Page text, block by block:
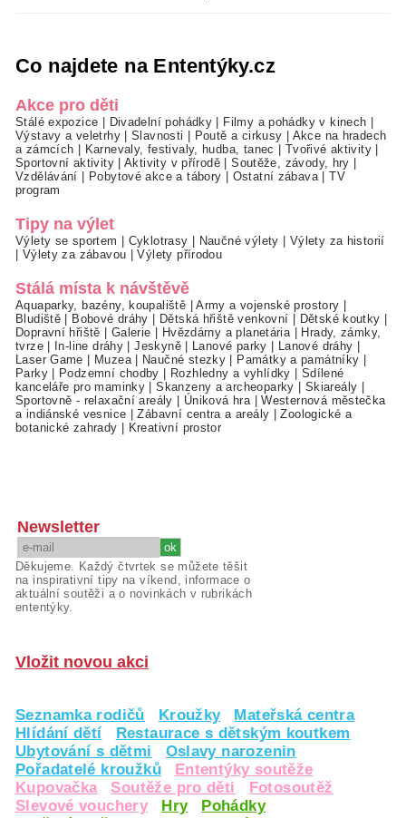
Co najdete na Ententýky.cz
Akce pro děti
Stálé expozice Divadelní pohádky Filmy a pohádky v kinech
Výstavy a veletrhy|Slavnosti Poutě a cirkusy
Akce na hradech
a zámcích
Karnevaly, festivaly, hudba, tanec Tvořivé aktivity
Sportovní aktivity|Aktivity v přírodě |Soutěže, závody, hry
Vzdělávání
Pobytové akce a tábory Ostatní zábava |TV
program
Tipy na výlet
Výlety se sportem Cyklotrasy Naučné výlety
Výlety za historií
Výlety za zábavou |Výlety přírodou
Stálá místa k návštěvě
Aquaparky, bazény, koupaliště |Army a vojenské prostory
Bludiště
Bobové dráhy Dětská hřiště venkovní Dětské koutky
Dopravní hřiště
Galerie Hvězdárny a planetária
Hrady, zámky,
tvrze| In-line dráhy |Jeskyně| Lanové parky Lanové dráhy
Laser Game
Muzea| Naučné stezky Památky a památníky
Parky| Podzemní chodby Rozhledny a vyhlídky
Sdílené
kanceláře pro maminky |Skanzeny a archeoparky Skiareály
Sportovně - relaxační areály
Úniková hra |Westernová městečka
a indiánské vesnice |Zábavní centra a areály |Zoologické a
botanické zahrady
Kreativní prostor
Newsletter
Děkujeme. Každý čtvrtek se můžete těšit
na inspirativní tipy na víkend, informace o
aktuální soutěži a o novinkách v rubrikách
ententýky.
Vložit novou akci
Seznamka rodičů Kroužky
Mateřská centra
Hlídání dětí
Restaurace s dětským koutkem
Ubytování s dětmi
Oslavy narozenin
Pořadatelé kroužků
Ententýky soutěže
Kupovačka
Soutěže pro děti
Fotosoutěž
Slevové vouchery
Hry
Pohádky